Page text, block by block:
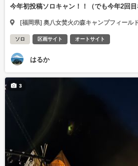
今年初投稿ソロキャン！！（でも今年2回目
[福岡県] 奥八女焚火の森キャンプフィール
ソロ 区画サイト オートサイト
はるか
3